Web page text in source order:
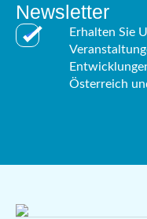
Newsletter
Erhalten Sie
Österreich